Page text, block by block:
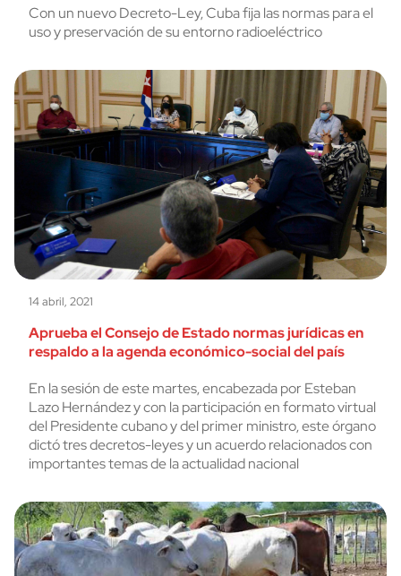
Con un nuevo Decreto-Ley, Cuba fija las normas para el
uso y preservación de su entorno radioeléctrico
14 abril, 2021
Aprueba el Consejo de Estado normas jurídicas en
respaldo a la agenda económico-social del país
En la sesión de este martes, encabezada por Esteban
Lazo Hernández y con la participación en formato virtual
del Presidente cubano y del primer ministro, este órgano
dictó tres decretos-leyes y un acuerdo relacionados con
importantes temas de la actualidad nacional